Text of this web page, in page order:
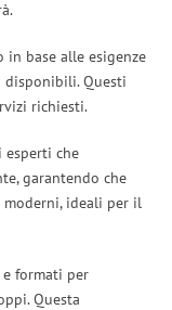
in base alle esigenze
disponibili. Questi
richiesti.
esperti che
garantendo che
ideali per il
formati per
Questa